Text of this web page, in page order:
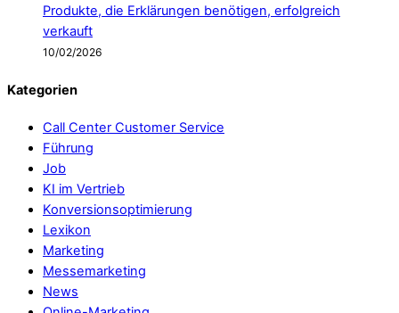
Produkte, die Erklärungen benötigen, erfolgreich
verkauft
10/02/2026
Kategorien
Call Center Customer Service
Führung
Job
KI im Vertrieb
Konversionsoptimierung
Lexikon
Marketing
Messemarketing
News